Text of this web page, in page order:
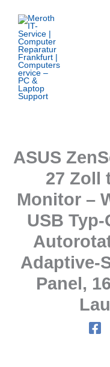
Inhalt
springen
ASUS
27 Zoll
Monitor –
USB Typ-
Adaptive-
Panel,